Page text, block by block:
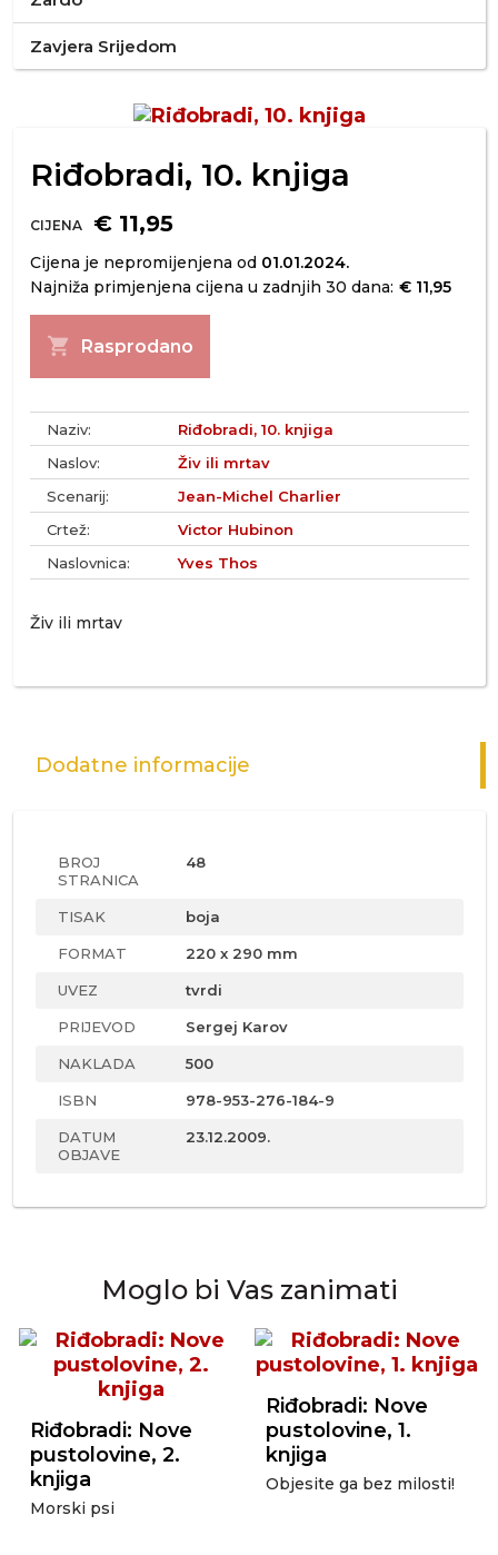
Zavjera Srijedom
Riđobradi, 10. knjiga
CIJENA € 11,95
Cijena je nepromijenjena od 01.01.2024.
Najniža primjenjena cijena u zadnjih 30 dana: € 11,95
shopping_cart Rasprodano
Naziv:
Riđobradi, 10. knjiga
Naslov:
Živ ili mrtav
Scenarij:
Jean-Michel Charlier
Crtež:
Victor Hubinon
Naslovnica:
Yves Thos
Živ ili mrtav
Dodatne informacije
BROJ
STRANICA
48
TISAK boja
FORMAT 220 x 290 mm
UVEZ tvrdi
PRIJEVOD Sergej Karov
NAKLADA 500
ISBN 978-953-276-184-9
DATUM
OBJAVE
23.12.2009.
Moglo bi Vas zanimati
Riđobradi: Nove
pustolovine, 2.
knjiga
Morski psi
Riđobradi: Nove
pustolovine, 1.
knjiga
Objesite ga bez milosti!